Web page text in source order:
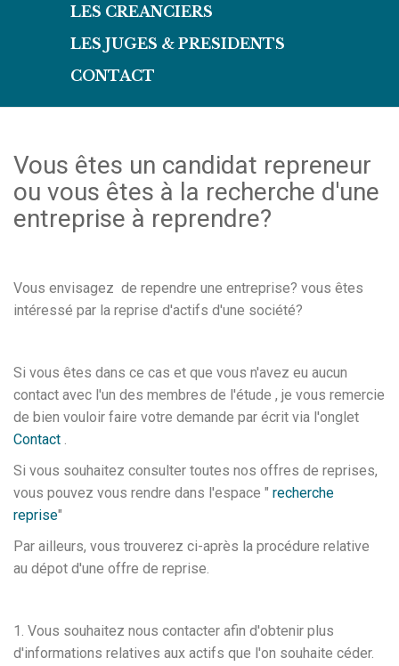
LES CREANCIERS
LES JUGES & PRESIDENTS
CONTACT
Vous êtes un candidat repreneur
ou vous êtes à la recherche d'une
entreprise à reprendre?
Vous envisagez de rependre une entreprise? vous êtes
intéressé par la reprise d'actifs d'une société?
Si vous êtes dans ce cas et que vous n'avez eu aucun
contact avec l'un des membres de l'étude , je vous remercie
de bien vouloir faire votre demande par écrit via l'onglet
Contact .
Si vous souhaitez consulter toutes nos offres de reprises,
vous pouvez vous rendre dans l'espace " recherche
reprise"
Par ailleurs, vous trouverez ci-après la procédure relative
au dépot d'une offre de reprise.
1. Vous souhaitez nous contacter afin d'obtenir plus
d'informations relatives aux actifs que l'on souhaite céder.